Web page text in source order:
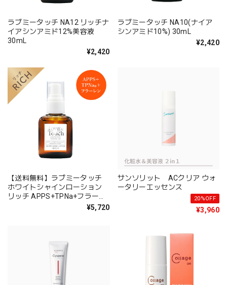
ラブミータッチ NA12 リッチナ
イアシンアミド12%美容液
30mL
¥2,420
ラブミータッチ NA10(ナイア
シンアミド10%) 30mL
¥2,420
【送料無料】ラブミータッチ
ホワイトシャインローション
リッチ APPS+TPNa+フラーレ
ン＋3種のビタミンC＋エクト
¥5,720
サンソリット ACクリア ウォ
ータリーエッセンス
20%OFF
¥3,960